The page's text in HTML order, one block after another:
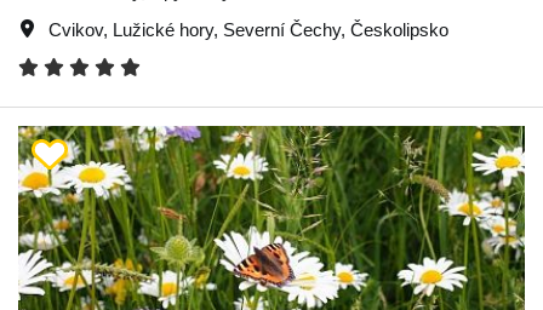
Cvikov, Lužické hory, Severní Čechy, Českolipsko